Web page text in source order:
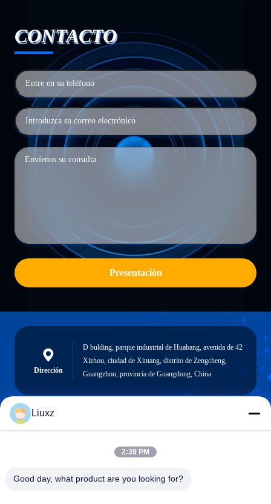
CONTACTO
Presentación
Dirección
D bulding, parque industrial de Huabang, avenida de 42
Xizhou, ciudad de Xintang, distrito de Zengcheng,
Guangzhou, provincia de Guangdong, China
Liuxz
2:39 PM
Good day, what product are you looking for?